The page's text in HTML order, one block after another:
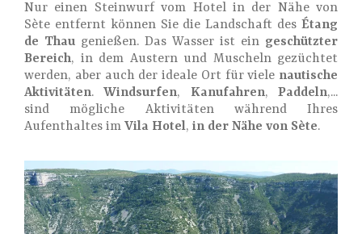
Nur einen Steinwurf vom Hotel in der Nähe von
Sète entfernt können Sie die Landschaft des Étang
de Thau genießen. Das Wasser ist ein geschützter
Bereich, in dem Austern und Muscheln gezüchtet
werden, aber auch der ideale Ort für viele nautische
Aktivitäten.Windsurfen, Kanufahren,Paddeln,...
sind mögliche Aktivitäten während Ihres
Aufenthaltes im Vila Hotel, in der Nähe von Sète.